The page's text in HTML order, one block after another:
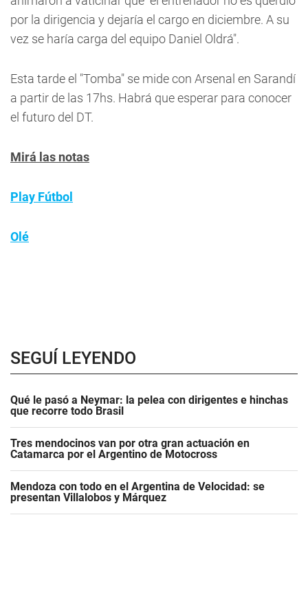
por la dirigencia y dejaría el cargo en diciembre. A su
vez se haría carga del equipo Daniel Oldrá".
Esta tarde el "Tomba" se mide con Arsenal en Sarandí
a partir de las 17hs. Habrá que esperar para conocer
el futuro del DT.
Mirá las notas
Play Fútbol
Olé
SEGUÍ LEYENDO
Qué le pasó a Neymar: la pelea con dirigentes e hinchas
que recorre todo Brasil
Tres mendocinos van por otra gran actuación en
Catamarca por el Argentino de Motocross
Mendoza con todo en el Argentina de Velocidad: se
presentan Villalobos y Márquez